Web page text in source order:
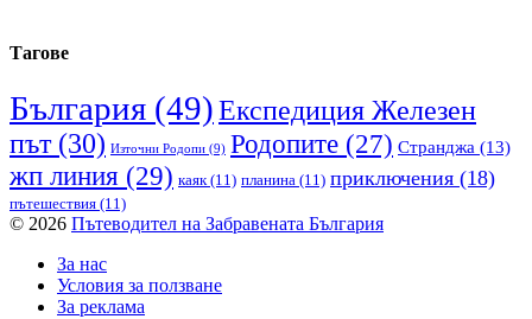
Тагове
България (49)Експедиция Железен
път(30) Източни Родопи (9) Родопите (27) Странджа (13)
жп линия (29) каяк(11) планина (11) приключения (18)
пътешествия (11)
© 2026 Пътеводител на Забравената България
За нас
Условия за ползване
За реклама